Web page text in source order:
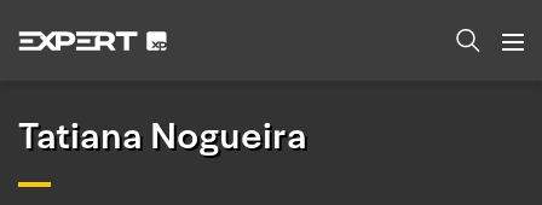
Tatiana Nogueira